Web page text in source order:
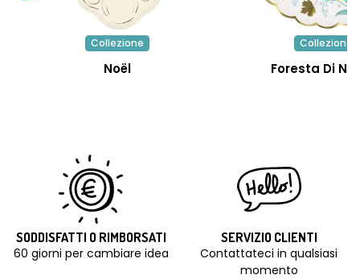
Collezione
Noël
Collezione
Foresta Di
SODDISFATTI O RIMBORSATI
60 giorni per cambiare idea
SERVIZIO CLIENTI
Contattateci in qualsiasi
momento